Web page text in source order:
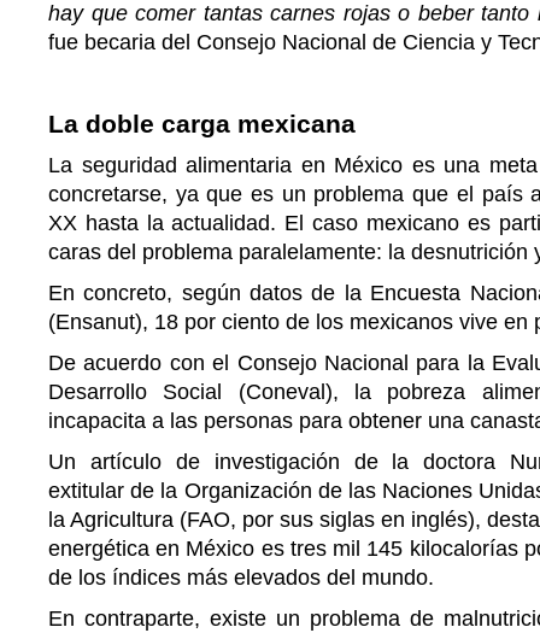
hay que comer tantas carnes rojas o beber tanto
fue becaria del Consejo Nacional de Ciencia y
La doble carga mexicana
La seguridad alimentaria en México es una
concretarse, ya que es un problema que el país
XX hasta la actualidad. El caso mexicano es
caras del problema paralelamente: la desnutrición
En concreto, según datos de la Encuesta
(Ensanut), 18 por ciento de los mexicanos vive en
De acuerdo con el Consejo Nacional para la
Desarrollo Social (Coneval), la pobreza
incapacita a las personas para obtener una
Un artículo de investigación de la doctora
extitular de la Organización de las Naciones
la Agricultura (FAO, por sus siglas en inglés),
energética en México es tres mil 145 kilocalorías
de los índices más elevados del mundo.
En contraparte, existe un problema de